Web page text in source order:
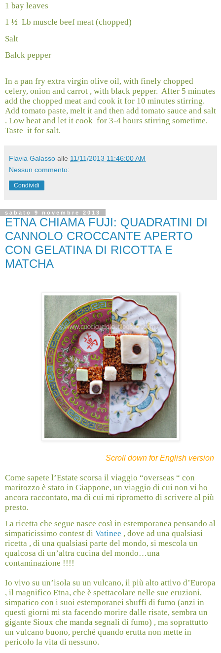
1 bay leaves
1 ½ Lb muscle beef meat (chopped)
Salt
Balck pepper
In a pan fry extra virgin olive oil, with finely chopped
celery, onion and carrot , with black pepper. After 5 minutes
add the chopped meat and cook it for 10 minutes stirring.
Add tomato paste, melt it and then add tomato sauce and salt
. Low heat and let it cook for 3-4 hours stirring sometime.
Taste it for salt.
Flavia Galasso alle 11/11/2013 11:46:00 AM
Nessun commento:
Condividi
sabato 9 novembre 2013
ETNA CHIAMA FUJI: QUADRATINI DI
CANNOLO CROCCANTE APERTO
CON GELATINA DI RICOTTA E
MATCHA
Scroll down for English version
Come sapete l’Estate scorsa il viaggio “overseas “ con
maritozzo è stato in Giappone, un viaggio di cui non vi ho
ancora raccontato, ma di cui mi riprometto di scrivere al più
presto.
La ricetta che segue nasce così in estemporanea pensando al
simpaticissimo contest di Vatinee , dove ad una qualsiasi
ricetta , di una qualsiasi parte del mondo, si mescola un
qualcosa di un’altra cucina del mondo…una
contaminazione !!!!
Io vivo su un’isola su un vulcano, il più alto attivo d’Europa
, il magnifico Etna, che è spettacolare nelle sue eruzioni,
simpatico con i suoi estemporanei sbuffi di fumo (anzi in
questi giorni mi sta facendo morire dalle risate, sembra un
gigante Sioux che manda segnali di fumo) , ma soprattutto
un vulcano buono, perché quando erutta non mette in
pericolo la vita di nessuno.